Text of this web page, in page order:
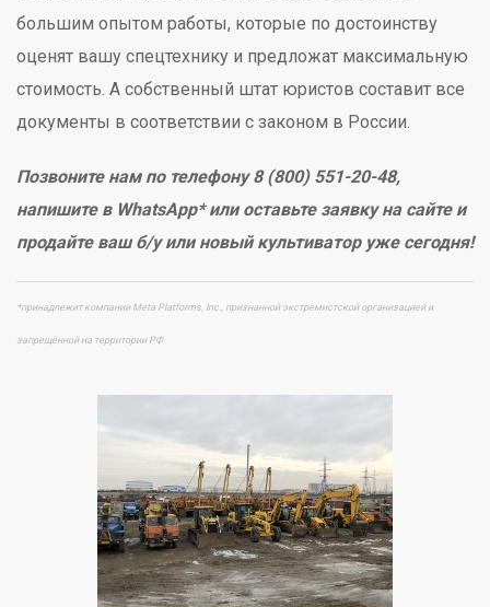
большим опытом работы, которые по достоинству
оценят вашу спецтехнику и предложат максимальную
стоимость. А собственный штат юристов составит все
документы в соответствии с законом в России.
Позвоните нам по телефону 8 (800) 551-20-48,
напишите в WhatsApp* или оставьте заявку на сайте и
продайте ваш б/у или новый культиватор уже сегодня!
*принадлежит компании Meta Platforms, Inc., признанной экстремистской организацией и
запрещённой на территории РФ